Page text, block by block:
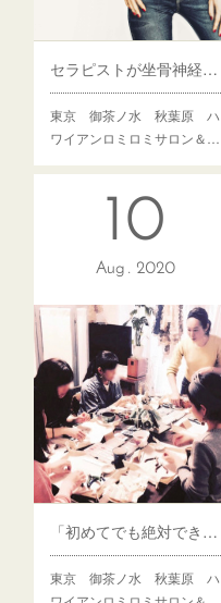
セラピストが坐骨神経痛になった件vol.2間違いだらけの治療の選択！
東京 御茶ノ水 秋葉原 ハ
ワイアンロミロミサロン＆…
10
Aug 2020
「初めてでも絶対できる！本当にそうでした」アクセサリーワークショップ
東京 御茶ノ水 秋葉原 ハ